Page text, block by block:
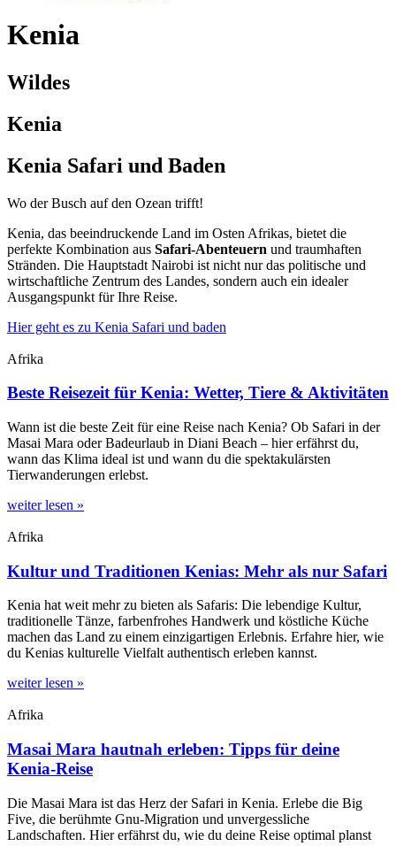
Kenia
Wildes
Kenia
Kenia Safari und Baden
Wo der Busch auf den Ozean trifft!
Kenia, das beeindruckende Land im Osten Afrikas, bietet die
perfekte Kombination aus Safari-Abenteuern und traumhaften
Stränden. Die Hauptstadt Nairobi ist nicht nur das politische und
wirtschaftliche Zentrum des Landes, sondern auch ein idealer
Ausgangspunkt für Ihre Reise.
Hier geht es zu Kenia Safari und baden
Afrika
Beste Reisezeit für Kenia: Wetter, Tiere & Aktivitäten
Wann ist die beste Zeit für eine Reise nach Kenia? Ob Safari in der
Masai Mara oder Badeurlaub in Diani Beach – hier erfährst du,
wann das Klima ideal ist und wann du die spektakulärsten
Tierwanderungen erlebst.
weiter lesen »
Afrika
Kultur und Traditionen Kenias: Mehr als nur Safari
Kenia hat weit mehr zu bieten als Safaris: Die lebendige Kultur,
traditionelle Tänze, farbenfrohes Handwerk und köstliche Küche
machen das Land zu einem einzigartigen Erlebnis. Erfahre hier, wie
du Kenias kulturelle Vielfalt authentisch erleben kannst.
weiter lesen »
Afrika
Masai Mara hautnah erleben: Tipps für deine
Kenia-Reise
Die Masai Mara ist das Herz der Safari in Kenia. Erlebe die Big
Five, die berühmte Gnu-Migration und unvergessliche
Landschaften. Hier erfährst du, wie du deine Reise optimal planst